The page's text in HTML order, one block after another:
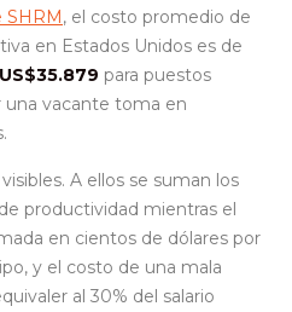
SHRM, el costo promedio de
en Estados Unidos es de
para puestos
una vacante toma en
A ellos se suman los
productividad mientras el
en cientos de dólares por
y el costo de una mala
al 30% del salario